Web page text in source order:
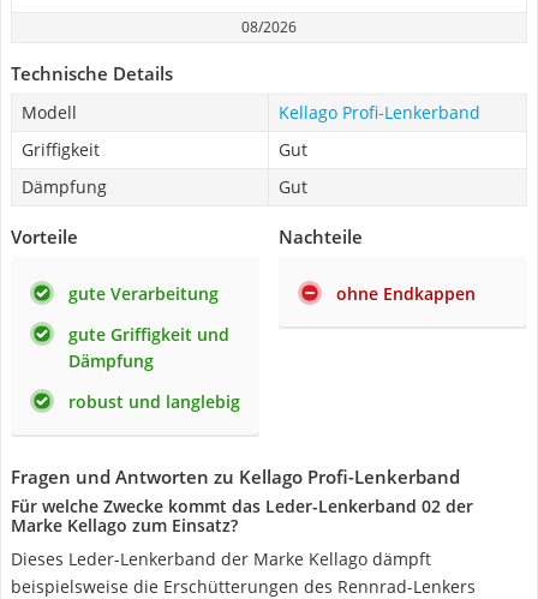
08/2026
Technische Details
Modell
Kellago Profi-Lenkerband
Griffigkeit
Gut
Dämpfung
Gut
Vorteile
gute Verarbeitung
gute Griffigkeit und
Dämpfung
robust und langlebig
Nachteile
ohne Endkappen
Fragen und Antworten zu Kellago Profi-Lenkerband
Für welche Zwecke kommt das Leder-‎Lenkerband 02 der
Marke Kellago zum Einsatz?
Dieses Leder-Lenkerband der Marke Kellago dämpft
beispielsweise die Erschütterungen des Rennrad-Lenkers